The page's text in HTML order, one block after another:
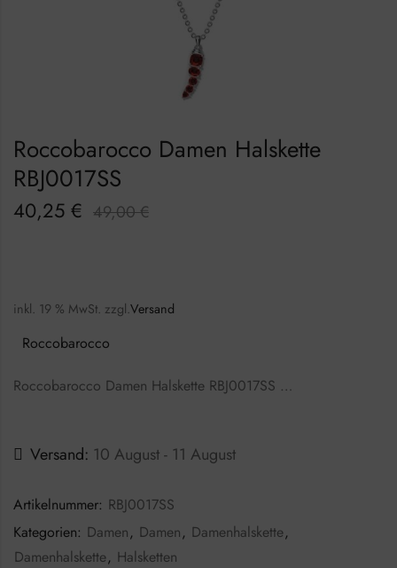
Roccobarocco Damen Halskette
RBJ0017SS
40,25 € 49,00€
inkl. 19 % MwSt. zzgl.Versand
Roccobarocco
Roccobarocco Damen Halskette RBJ0017SS …
Versand: 10 August - 11 August
Artikelnummer: RBJ0017SS
Kategorien: Damen, Damen, Damenhalskette,
Damenhalskette, Halsketten